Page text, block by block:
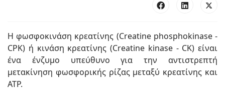
Η φωσφοκινάση κρεατίνης (Creatine phosphokinase -
CPK) ή κινάση κρεατίνης (Creatine kinase - CK) είναι
ένα ένζυμο υπεύθυνο για την αντιστρεπτή
μετακίνηση φωσφορικής ρίζας μεταξύ κρεατίνης και
ΑΤΡ.